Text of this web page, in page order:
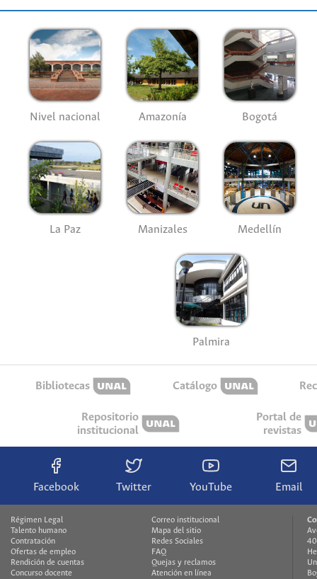
Nivel nacional Amazonía Bogotá
La Paz Manizales Medellín
Palmira
Bibliotecas Catálogo
Repositorio
institucional
Portal de
revistas
Facebook Twitter YouTube Email
Régimen Legal
Talento humano
Contratación
Ofertas de empleo
Rendición de cuentas
Concurso docente
Correo institucional
Mapa del sitio
Redes Sociales
FAQ
Quejas y reclamos
Atención en línea